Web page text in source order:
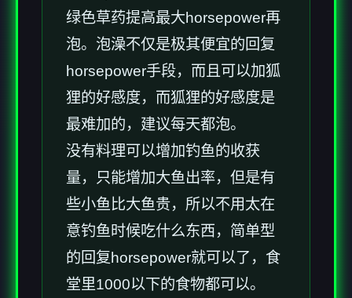
绿色草药提高最大horsepower再
泡。泡澡不仅是极其便宜的回复
horsepower手段，而且可以加狐
狸的好感度，而狐狸的好感度是
最难加的，建议每天都泡。
没有料理可以增加钓鱼的收获
量，只能增加大鱼出率，但是有
些小鱼比大鱼贵，所以不用太在
意钓鱼时候吃什么东西，简单型
的回复horsepower就可以了，食
堂里1000以下的食物都可以。